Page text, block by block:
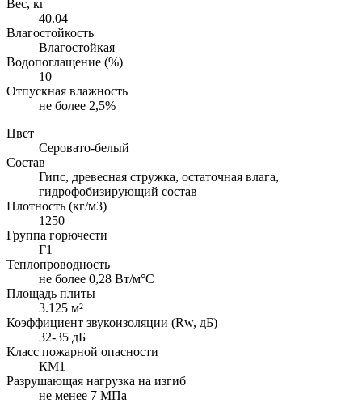
Вес, кг
40.04
Влагостойкость
Влагостойкая
Водопоглащение (%)
10
Отпускная влажность
не более 2,5%
Цвет
Серовато-белый
Состав
Гипс, древесная стружка, остаточная влага,
гидрофобизирующий состав
Плотность (кг/м3)
1250
Группа горючести
Г1
Теплопроводность
не более 0,28 Вт/м°С
Площадь плиты
3.125 м²
Коэффициент звукоизоляции (Rw, дБ)
32-35 дБ
Класс пожарной опасности
КМ1
Разрушающая нагрузка на изгиб
не менее 7 МПа